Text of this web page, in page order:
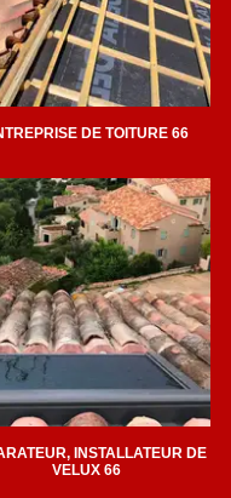
DE TOITURE 66
INSTALLATEUR DE
VELUX 66